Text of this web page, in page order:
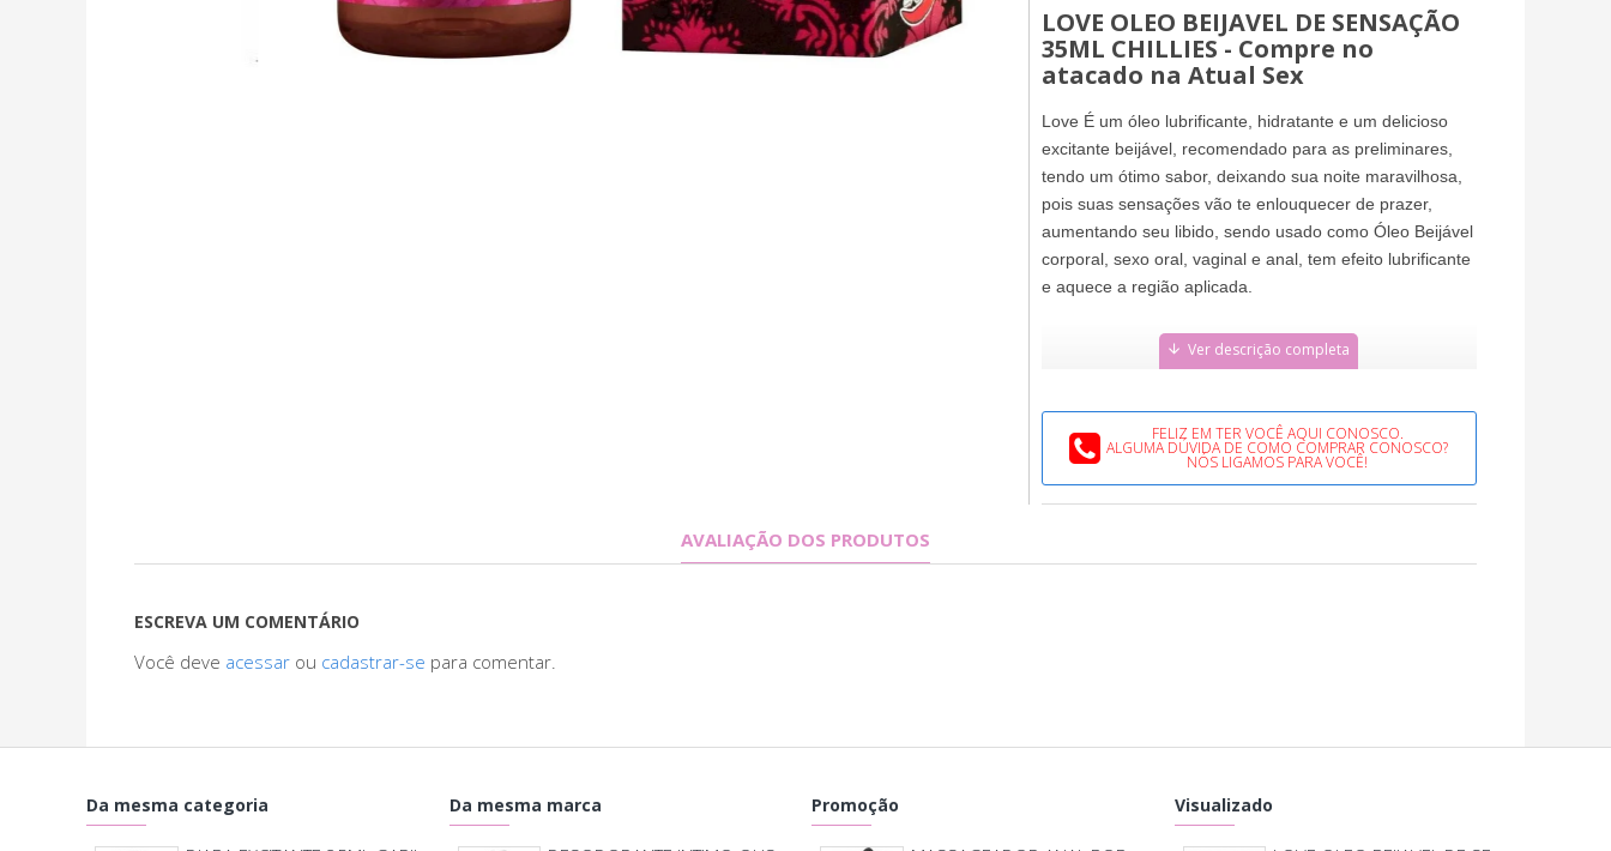
LOVE OLEO BEIJAVEL DE SENSAÇÃO
35ML CHILLIES - Compre no
atacado na Atual Sex
Love É um óleo lubrificante, hidratante e um delicioso
excitante beijável, recomendado para as preliminares,
tendo um ótimo sabor, deixando sua noite maravilhosa,
pois suas sensações vão te enlouquecer de prazer,
aumentando seu libido, sendo usado como Óleo Beijável
corporal, sexo oral, vaginal e anal, tem efeito lubrificante
e aquece a região aplicada.
preliminares, contendo os melhores sabores.
FELIZ EM TER VOCÊ AQUI CONOSCO.
ALGUMA DÚVIDA DE COMO COMPRAR CONOSCO?
NÓS LIGAMOS PARA VOCÊ!
AVALIAÇÃO DOS PRODUTOS
ESCREVA UM COMENTÁRIO
Você deve acessar ou cadastrar-se para comentar.
Da mesma categoria Da mesma marca Promoção Visualizado